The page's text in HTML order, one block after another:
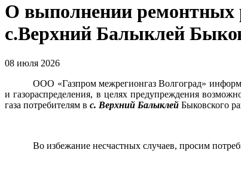
О выполнении ремонтных
с.Верхний Балыклей
08 июля 2026
ООО «Газпром межрегионгаз Волгоград»
и газораспределения, в целях предупреждения
газа потребителям в с. Верхний Балыклей Быковского
Во избежание несчастных случаев, просим